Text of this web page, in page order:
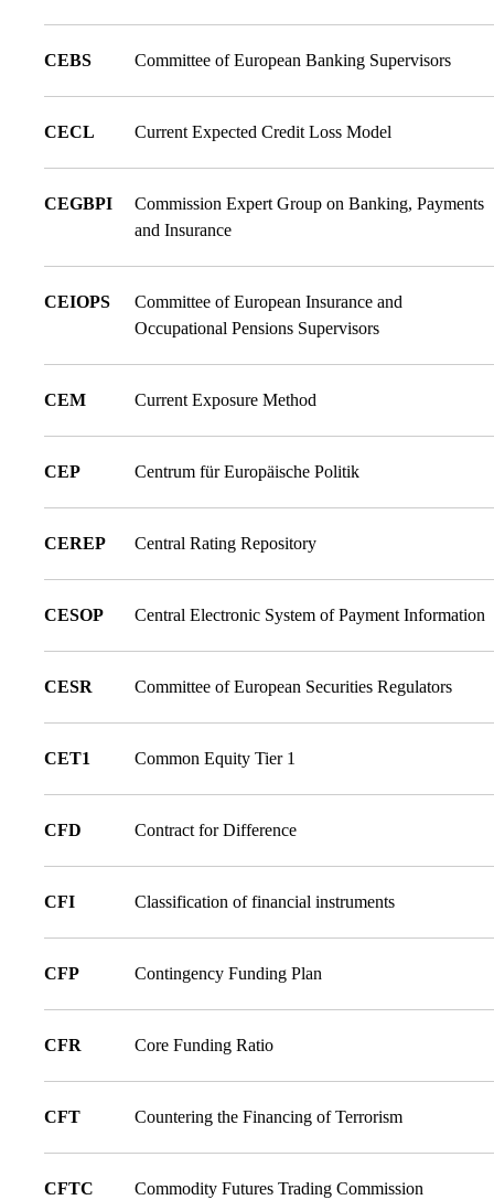
CEBS Committee of European Banking Supervisors
CECL Current Expected Credit Loss Model
CEGBPI
Commission Expert Group on Banking, Payments
and Insurance
CEIOPS
Committee of European Insurance and
Occupational Pensions Supervisors
CEM Current Exposure Method
CEP Centrum für Europäische Politik
CEREP Central Rating Repository
CESOP Central Electronic System of Payment Information
CESR Committee of European Securities Regulators
CET1 Common Equity Tier 1
CFD Contract for Difference
CFI Classification of financial instruments
CFP Contingency Funding Plan
CFR Core Funding Ratio
CFT Countering the Financing of Terrorism
CFTC Commodity Futures Trading Commission